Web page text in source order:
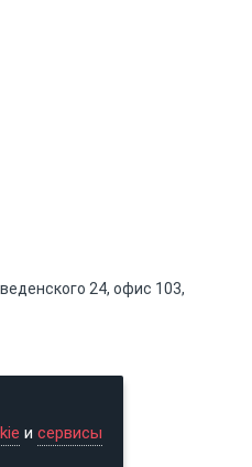
и сервисы
24, офис 103,